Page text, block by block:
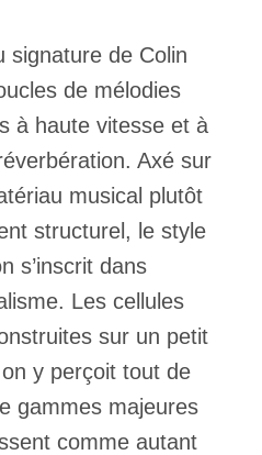
signature de Colin
de mélodies
à haute vitesse et à
Axé sur
musical plutôt
structurel, le style
s’inscrit dans
Les cellules
sur un petit
y perçoit tout de
gammes majeures
comme autant